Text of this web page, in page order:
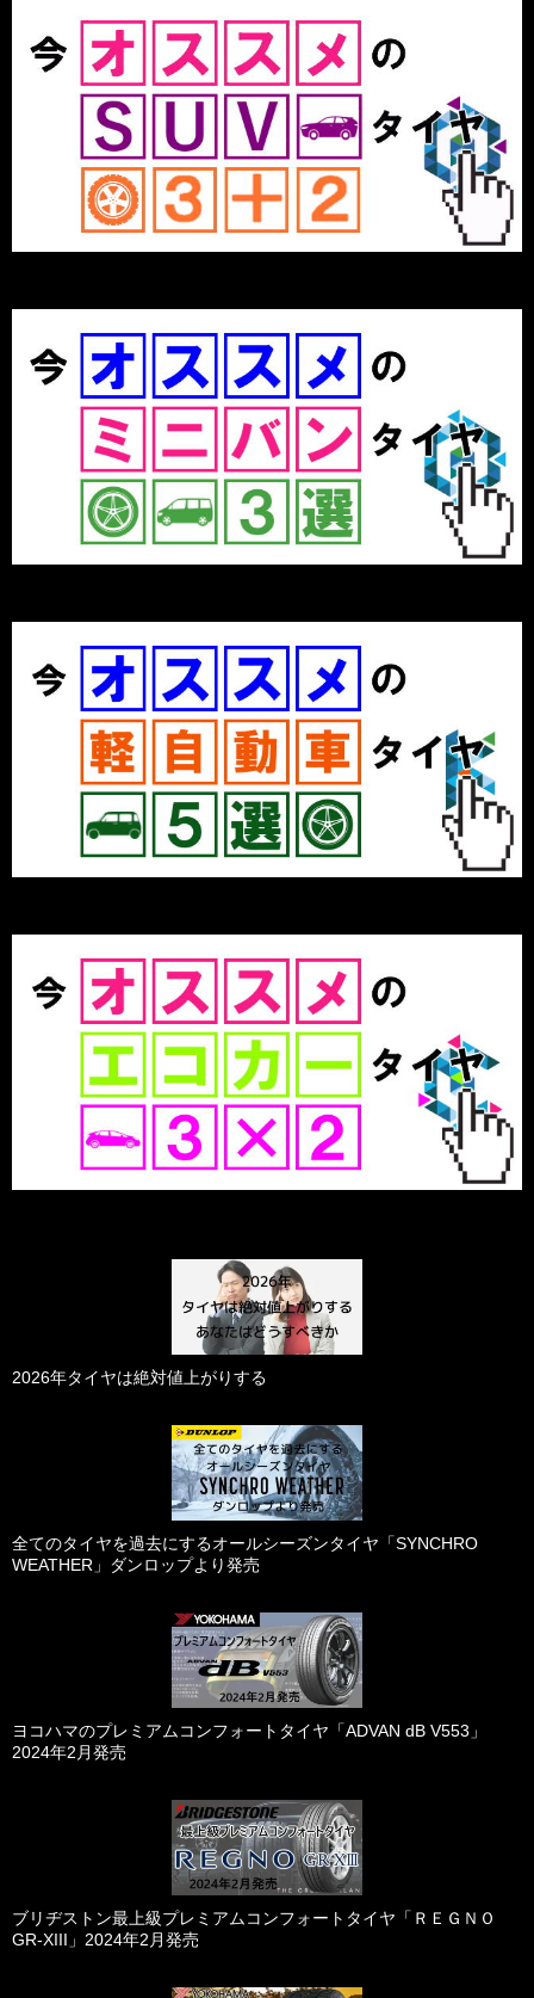
2026年タイヤは絶対値上がりする
全てのタイヤを過去にするオールシーズンタイヤ「SYNCHRO
WEATHER」ダンロップより発売
ヨコハマのプレミアムコンフォートタイヤ「ADVAN dB V553」
2024年2月発売
ブリヂストン最上級プレミアムコンフォートタイヤ「ＲＥＧＮＯ
GR-XIII」2024年2月発売